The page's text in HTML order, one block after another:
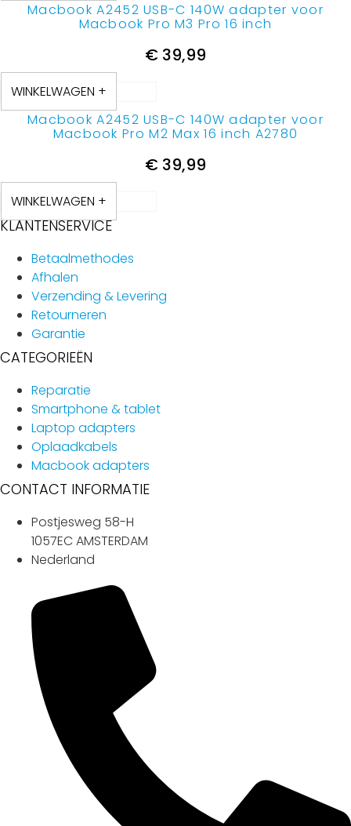
Macbook A2452 USB-C 140W adapter voor
Macbook Pro M3 Pro 16 inch
€ 39,99
WINKELWAGEN +
Macbook A2452 USB-C 140W adapter voor
Macbook Pro M2 Max 16 inch A2780
€ 39,99
WINKELWAGEN +
KLANTENSERVICE
Betaalmethodes
Afhalen
Verzending & Levering
Retourneren
Garantie
CATEGORIEËN
Reparatie
Smartphone & tablet
Laptop adapters
Oplaadkabels
Macbook adapters
CONTACT INFORMATIE
Postjesweg 58-H
1057EC AMSTERDAM
Nederland